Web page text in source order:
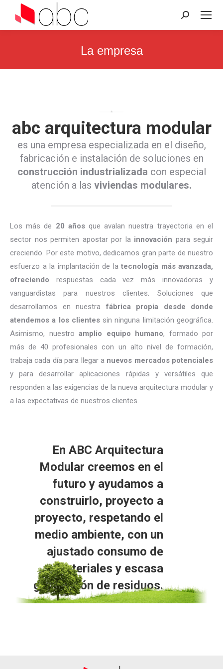
Search:
La empresa
abc arquitectura modular
es una empresa especializada en el diseño,
fabricación e instalación de soluciones en
construcción industrializada con especial
atención a las viviendas modulares.
Los más de 20 añosque avalan nuestra trayectoria en el
sector nos permiten apostar por la innovación para seguir
creciendo. Por este motivo, dedicamos gran parte de nuestro
esfuerzo a la implantación de la tecnología más avanzada,
ofreciendo respuestas cada vez más innovadoras y
vanguardistas para nuestros clientes. Soluciones que
desarrollamos en nuestra fábrica propia desde donde
atendemos a los clientessin ninguna limitación geográfica.
Asimismo, nuestro amplio equipo humano, formado por
más de 40 profesionales con un alto nivel de formación,
trabaja cada día para llegar a nuevos mercados potenciales
y para desarrollar aplicaciones rápidas y versátiles que
responden a las exigencias de la nueva arquitectura modular y
a las expectativas de nuestros clientes.
En ABC Arquitectura
Modular creemos en el
futuro y ayudamos a
construirlo, proyecto a
proyecto, respetando el
medio ambiente, con un
ajustado consumo de
materiales y escasa
generación de residuos.